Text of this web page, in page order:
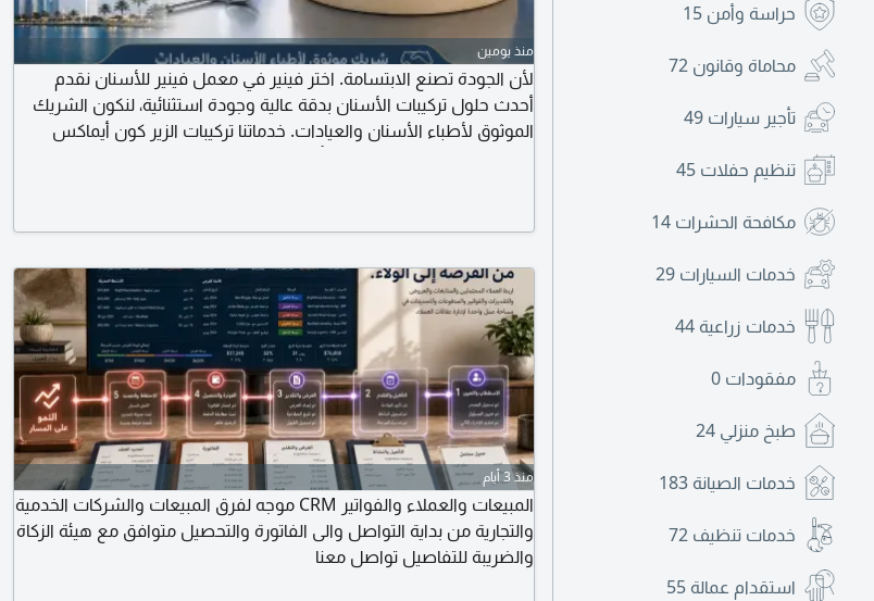
حراسة وأمن 15
محاماة وقانون 72
تأجير سيارات 49
تنظيم حفلات 45
مكافحة الحشرات 14
خدمات السيارات 29
خدمات زراعية 44
مفقودات 0
طبخ منزلي 24
خدمات الصيانة 183
خدمات تنظيف 72
استقدام عمالة 55
منذ يومين
لأن الجودة تصنع الابتسامة. اختر فينير في معمل فينير للأسنان نقدم
أحدث حلول تركيبات الأسنان بدقة عالية وجودة استثنائية، لنكون الشريك
الموثوق لأطباء الأسنان والعيادات. خدماتنا تركيبات الزير كون أيماكس
منذ 3 أيام
المبيعات والعملاء والفواتير CRM موجه لفرق المبيعات والشركات الخدمية
والتجارية من بداية التواصل والى الفاتورة والتحصيل متوافق مع هيئة الزكاة
والضريبة للتفاصيل تواصل معنا